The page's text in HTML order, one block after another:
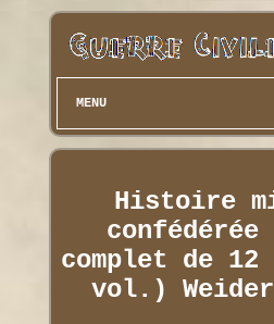
MENU
Histoire
confédérée
complet de
vol.)